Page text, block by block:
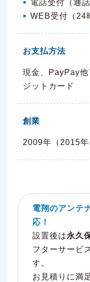
電話受付（通話
WEB受付（24
お支払方法
現金、PayPay他
ジットカード
創業
2009年（2015年
電翔のアンテ
応！
設置後は永久
フターサービ
す。
お見積りに満